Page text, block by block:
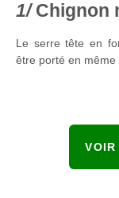
Chignon
Le serre tête en
être porté en même
VOIR